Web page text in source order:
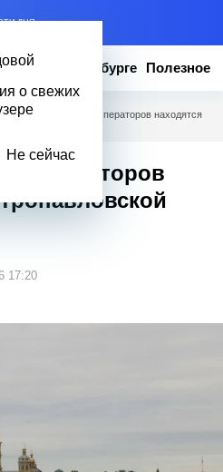
ДНЯ
о свежих
Не сейчас
о Петербурге Полезное
/ Какие гробницы императоров находятся
императоров
17:20